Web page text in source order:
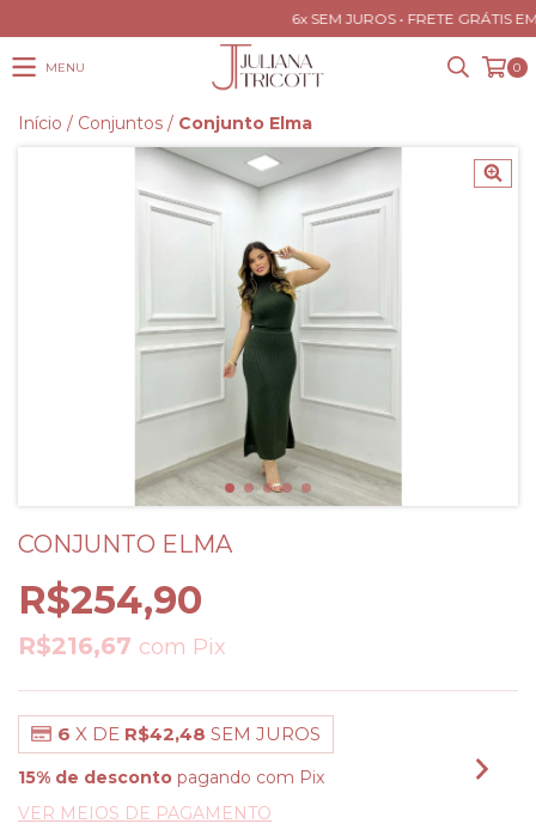
6x SEM JUROS • FRETE GRÁTIS
MENU 0
Início / Conjuntos / Conjunto Elma
CONJUNTO ELMA
R$254,90
R$216,67 com Pix
6 X DE R$42,48 SEM JUROS
15% de desconto pagando com Pix
VER MEIOS DE PAGAMENTO